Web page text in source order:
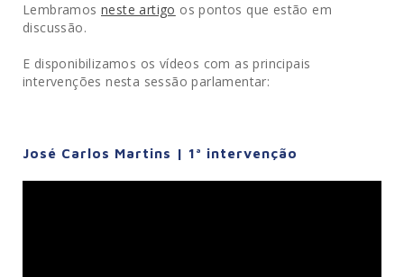
Lembramosneste artigo os pontos que estão em
discussão.
E disponibilizamos os vídeos com as principais
intervenções nesta sessão parlamentar:
José Carlos Martins | 1ª intervenção